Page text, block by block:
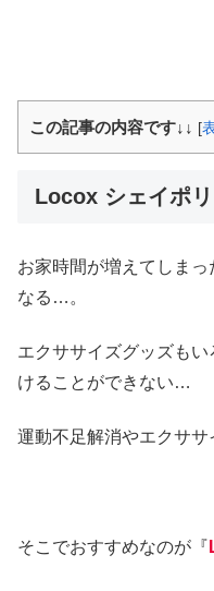
この記事の内容です↓↓ [
Locox シェイポ
お家時間が増えてしま
なる…。
エクササイズグッズも
けることができない…
運動不足解消やエクササ
そこでおすすめなのが『